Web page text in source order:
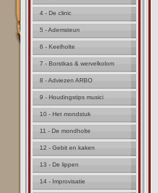
4 - De clinic
5 - Ademsteun
6 - Keelholte
7 - Borstkas & wervelkolom
8 - Adviezen ARBO
9 - Houdingstips musici
10 - Het mondstuk
11 - De mondholte
12 - Gebit en kaken
13 - De lippen
14 - Improvisatie